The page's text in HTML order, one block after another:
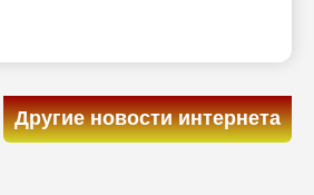
Другие новости интернета